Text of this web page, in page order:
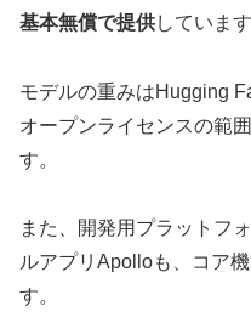
基本無償で提供しています
モデルの重みはHugging
オープンライセンスの範
す。
また、開発用プラットフ
ルアプリApolloも、コア
す。